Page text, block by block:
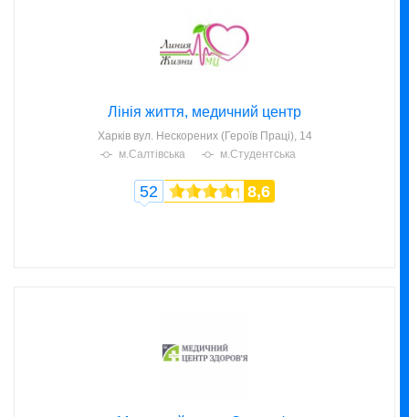
Лінія життя, медичний центр
Харків вул. Нескорених (Героїв Праці), 14
м.Салтівська
м.Студентська
52 8,6